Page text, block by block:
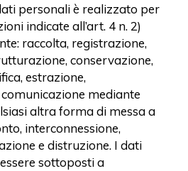
personali è realizzato per
indicate all’art. 4 n. 2)
raccolta, registrazione,
conservazione,
estrazione,
mediante
altra forma di messa a
interconnessione,
e distruzione. I dati
sottoposti a